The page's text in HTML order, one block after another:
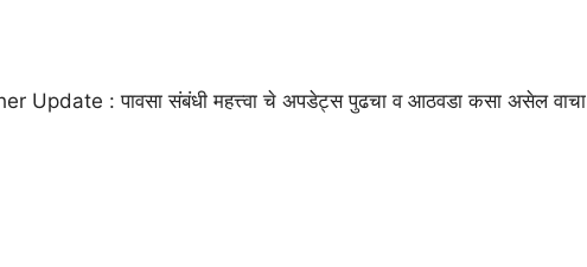
: पावसा संबंधी महत्त्वा चे अपडेट्स पुढचा व आठवडा कसा असेल वाचा